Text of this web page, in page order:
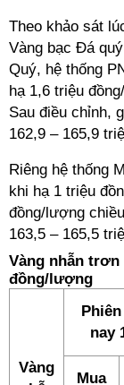
Theo khảo sát
Vàng bạc Đá
Quý, hệ thống
hạ 1,6 triệu
Sau điều chỉnh,
162,9 – 165,9
Riêng hệ thống
khi hạ 1 triệu
đồng/lượng
163,5 – 165,5
Vàng nhẫn
đồng/lượng
Vàng
nay
Mua